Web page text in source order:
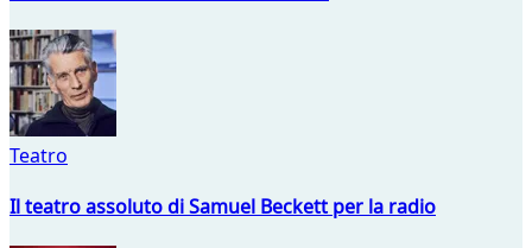
Teatro
Il teatro assoluto di Samuel Beckett per la radio